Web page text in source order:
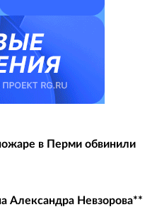
в Перми обвинили
Александра Невзорова**